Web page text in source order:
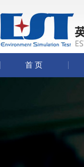
首 页